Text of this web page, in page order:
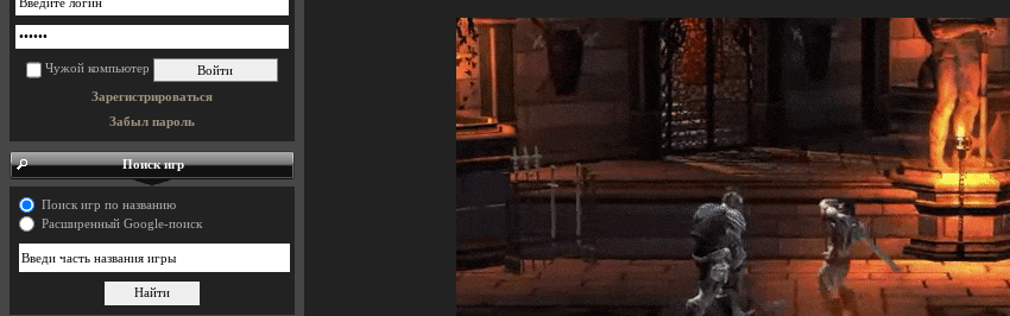
Чужой компьютер
Зарегистрироваться
Забыл пароль
Поиск игр
Поиск игр по названию
Расширенный Google-поиск